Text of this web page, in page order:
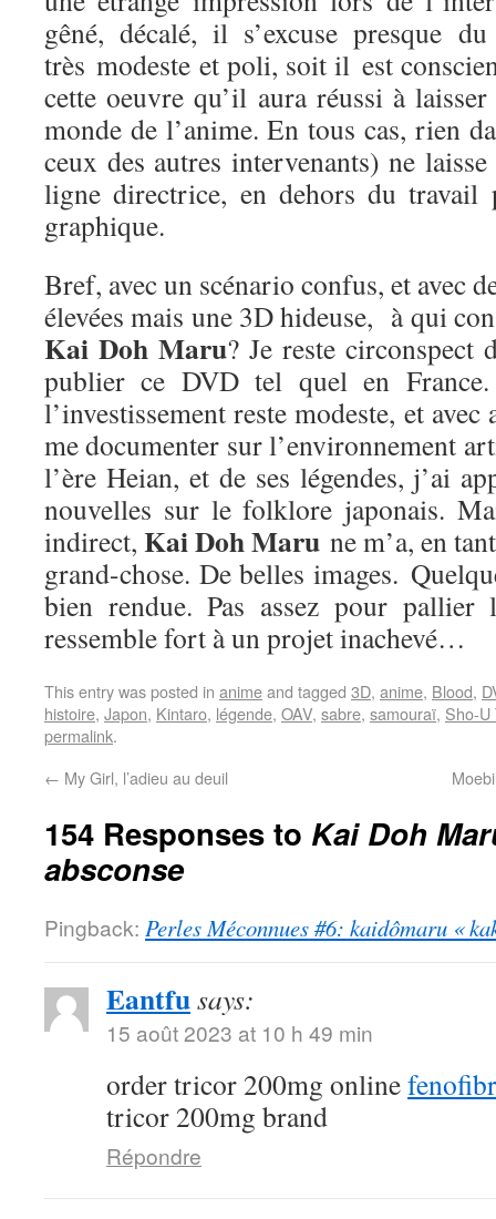
gêné, décalé, il s’excuse presque
très modeste et poli, soit il est
cette oeuvre qu’il aura réussi à
monde de l’anime. En tous cas, rien
ceux des autres intervenants) ne
ligne directrice, en dehors du travail
graphique.
Bref, avec un scénario confus, et avec
élevées mais une 3D hideuse, à qui
Kai Doh Maru? Je reste circonspect
publier ce DVD tel quel en France.
l’investissement reste modeste, et
me documenter sur l’environnement
l’ère Heian, et de ses légendes, j’ai
nouvelles sur le folklore japonais.
indirect, Kai Doh Maru ne m’a, en
grand-chose. De belles images.
bien rendue. Pas assez pour
ressemble fort à un projet inachevé…
This entry was posted in animeand tagged 3D, anime, Blood,
histoire, Japon, Kintaro, légende, OAV, sabre, samouraï, Sho-U
permalink.
← My Girl, l’adieu au deuil
154 Responses to Kai Doh
absconse
Pingback: Perles Méconnues #6: kaidômaru «
Eantfusays:
15 août 2023 at 10 h 49 min
order tricor 200mg online
tricor 200mg brand
Répondre